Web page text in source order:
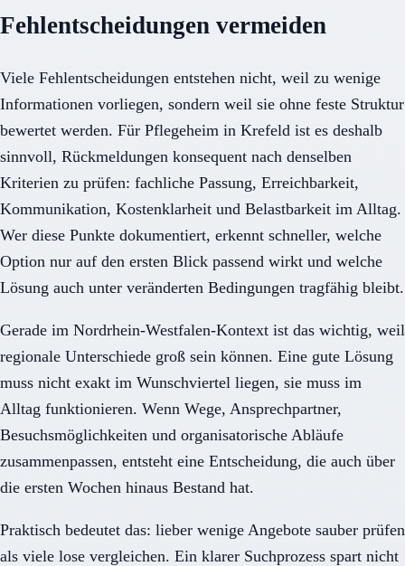
Fehlentscheidungen vermeiden
Viele Fehlentscheidungen entstehen nicht, weil zu wenige
Informationen vorliegen, sondern weil sie ohne feste Struktur
bewertet werden. Für Pflegeheim in Krefeld ist es deshalb
sinnvoll, Rückmeldungen konsequent nach denselben
Kriterien zu prüfen: fachliche Passung, Erreichbarkeit,
Kommunikation, Kostenklarheit und Belastbarkeit im Alltag.
Wer diese Punkte dokumentiert, erkennt schneller, welche
Option nur auf den ersten Blick passend wirkt und welche
Lösung auch unter veränderten Bedingungen tragfähig bleibt.
Gerade im Nordrhein-Westfalen-Kontext ist das wichtig, weil
regionale Unterschiede groß sein können. Eine gute Lösung
muss nicht exakt im Wunschviertel liegen, sie muss im
Alltag funktionieren. Wenn Wege, Ansprechpartner,
Besuchsmöglichkeiten und organisatorische Abläufe
zusammenpassen, entsteht eine Entscheidung, die auch über
die ersten Wochen hinaus Bestand hat.
Praktisch bedeutet das: lieber wenige Angebote sauber prüfen
als viele lose vergleichen. Ein klarer Suchprozess spart nicht